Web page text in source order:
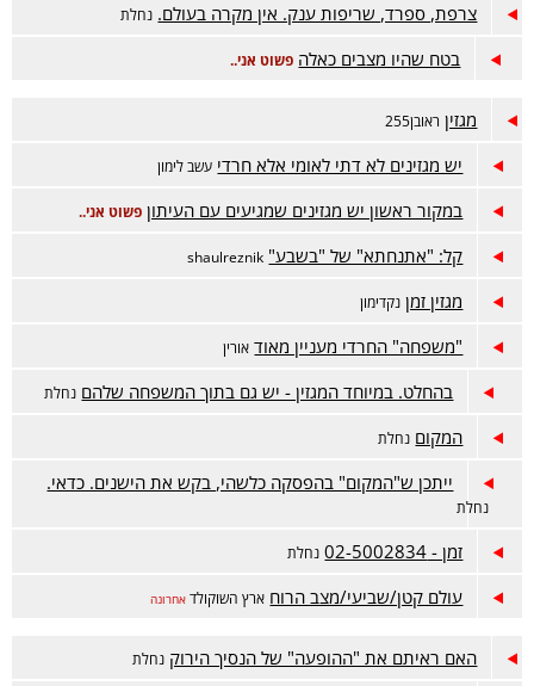
צרפת, ספרד, שריפות ענק. אין מקרה בעולם. נחלת
בטח שהיו מצבים כאלה פשוט אני..
מגזין ראובן255
יש מגזינים לא דתי לאומי אלא חרדי עשב לימון
במקור ראשון יש מגזינים שמגיעים עם העיתון פשוט אני..
קל: "אתנחתא" של "בשבע" shaulreznik
מגזין זמן נקדימון
"משפחה" החרדי מעניין מאוד אורין
בהחלט. במיוחד המגזין - יש גם בתוך המשפחה שלהם נחלת
המקום נחלת
ייתכן ש"המקום" בהפסקה כלשהי, בקש את הישנים. כדאי.
נחלת
זמן - 02-5002834 נחלת
עולם קטן/שביעי/מצב הרוח ארץ השוקולד אחרונה
האם ראיתם את "ההופעה" של הנסיך הירוק נחלת